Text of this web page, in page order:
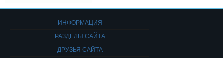
ИНФОРМАЦИЯ
РАЗДЕЛЫ САЙТА
ДРУЗЬЯ САЙТА